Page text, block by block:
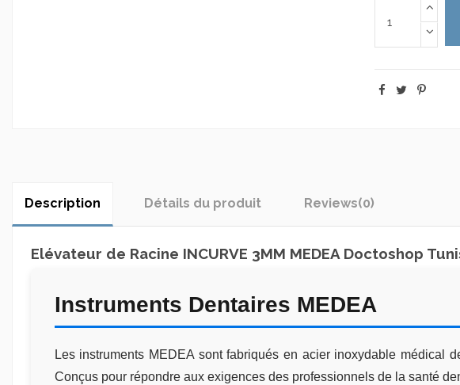
Description Détails du produit Reviews(0)
Elévateur de Racine INCURVE 3MM MEDEA Doctoshop
Instruments Dentaires MEDEA
Les instruments MEDEA sont fabriqués en acier inoxydable médical
Conçus pour répondre aux exigences des professionnels de la santé